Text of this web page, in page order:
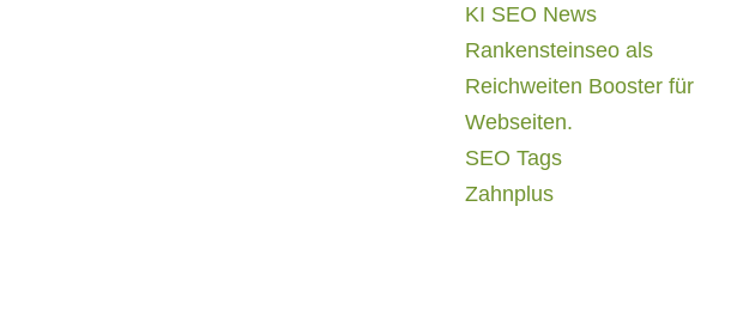
KI SEO News
Rankensteinseo als
Reichweiten Booster für
Webseiten.
SEO Tags
Zahnplus